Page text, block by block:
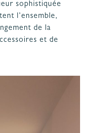
sophistiquée
l’ensemble,
de la
et de